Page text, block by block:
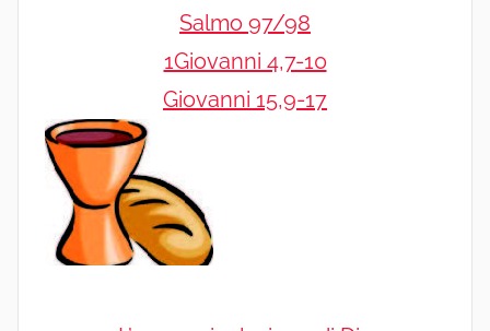
Salmo 97/98
1Giovanni 4,7-10
Giovanni 15,9-17